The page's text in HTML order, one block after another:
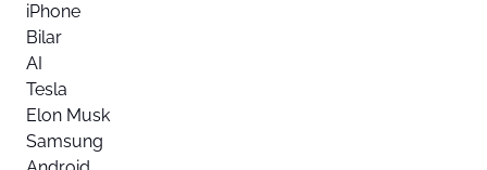
iPhone
Bilar
AI
Tesla
Elon Musk
Samsung